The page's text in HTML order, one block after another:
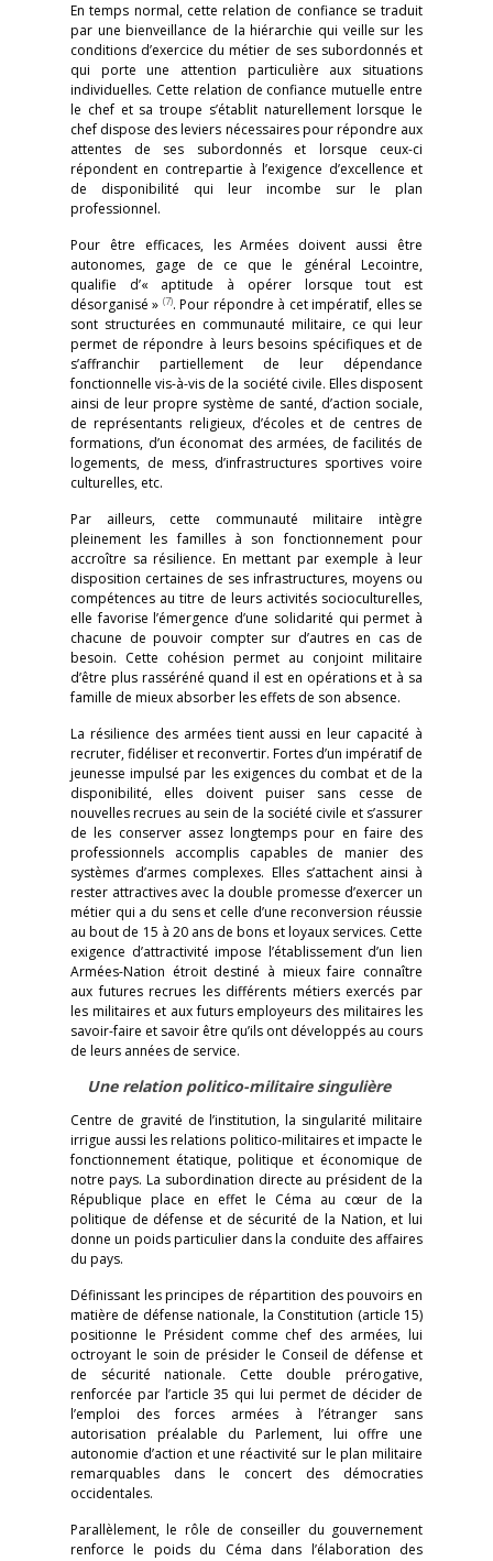
En temps normal, cette relation de confiance se traduit
par une bienveillance de la hiérarchie qui veille sur les
conditions d’exercice du métier de ses subordonnés et
qui porte une attention particulière aux situations
individuelles. Cette relation de confiance mutuelle entre
le chef et sa troupe s’établit naturellement lorsque le
chef dispose des leviers nécessaires pour répondre aux
attentes de ses subordonnés et lorsque ceux-ci
répondent en contrepartie à l’exigence d’excellence et
de disponibilité qui leur incombe sur le plan
professionnel.
Pour être efficaces, les Armées doivent aussi être
autonomes, gage de ce que le général Lecointre,
qualifie d’« aptitude à opérer lorsque tout est
désorganisé » (7). Pour répondre à cet impératif, elles se
sont structurées en communauté militaire, ce qui leur
permet de répondre à leurs besoins spécifiques et de
s’affranchir partiellement de leur dépendance
fonctionnelle vis-à-vis de la société civile. Elles disposent
ainsi de leur propre système de santé, d’action sociale,
de représentants religieux, d’écoles et de centres de
formations, d’un économat des armées, de facilités de
logements, de mess, d’infrastructures sportives voire
culturelles, etc.
Par ailleurs, cette communauté militaire intègre
pleinement les familles à son fonctionnement pour
accroître sa résilience. En mettant par exemple à leur
disposition certaines de ses infrastructures, moyens ou
compétences au titre de leurs activités socioculturelles,
elle favorise l’émergence d’une solidarité qui permet à
chacune de pouvoir compter sur d’autres en cas de
besoin. Cette cohésion permet au conjoint militaire
d’être plus rasséréné quand il est en opérations et à sa
famille de mieux absorber les effets de son absence.
La résilience des armées tient aussi en leur capacité à
recruter, fidéliser et reconvertir. Fortes d’un impératif de
jeunesse impulsé par les exigences du combat et de la
disponibilité, elles doivent puiser sans cesse de
nouvelles recrues au sein de la société civile et s’assurer
de les conserver assez longtemps pour en faire des
professionnels accomplis capables de manier des
systèmes d’armes complexes. Elles s’attachent ainsi à
rester attractives avec la double promesse d’exercer un
métier qui a du sens et celle d’une reconversion réussie
au bout de 15 à 20 ans de bons et loyaux services. Cette
exigence d’attractivité impose l’établissement d’un lien
Armées-Nation étroit destiné à mieux faire connaître
aux futures recrues les différents métiers exercés par
les militaires et aux futurs employeurs des militaires les
savoir-faire et savoir être qu’ils ont développés au cours
de leurs années de service.
Une relation politico-militaire singulière
Centre de gravité de l’institution, la singularité militaire
irrigue aussi les relations politico-militaires et impacte le
fonctionnement étatique, politique et économique de
notre pays. La subordination directe au président de la
République place en effet le Céma au cœur de la
politique de défense et de sécurité de la Nation, et lui
donne un poids particulier dans la conduite des affaires
du pays.
Définissant les principes de répartition des pouvoirs en
matière de défense nationale, la Constitution (article 15)
positionne le Président comme chef des armées, lui
octroyant le soin de présider le Conseil de défense et
de sécurité nationale. Cette double prérogative,
renforcée par l’article 35 qui lui permet de décider de
l’emploi des forces armées à l’étranger sans
autorisation préalable du Parlement, lui offre une
autonomie d’action et une réactivité sur le plan militaire
remarquables dans le concert des démocraties
occidentales.
Parallèlement, le rôle de conseiller du gouvernement
renforce le poids du Céma dans l’élaboration des